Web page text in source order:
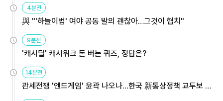
4분전
與 "'하늘이법' 여야 공동 발의 괜찮아…그것이 협치"
9분전
'캐시딜' 캐시워크 돈 버는 퀴즈, 정답은?
14분전
관세전쟁 '엔드게임' 윤곽 나오나…한국 新통상정책 교두보 활
용해야